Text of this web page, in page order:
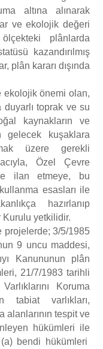
altına alınarak
ve ekolojik değeri
plânlarda
kazandırılmış
plân kararı dışında
önemi olan,
toprak ve su
kaynakların ve
gelecek kuşaklara
üzere gerekli
Özel Çevre
ilan etmeye, bu
esasları ile
hazırlanıp
yetkilidir.
3/5/1985
9 uncu maddesi,
Kanununun plân
21/7/1983 tarihli
Koruma
tabiat varlıkları,
alanlarının tespit ve
hükümleri ile
bendi hükümleri